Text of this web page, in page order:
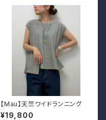
【Mau】天竺ワイドランニング
¥19,800